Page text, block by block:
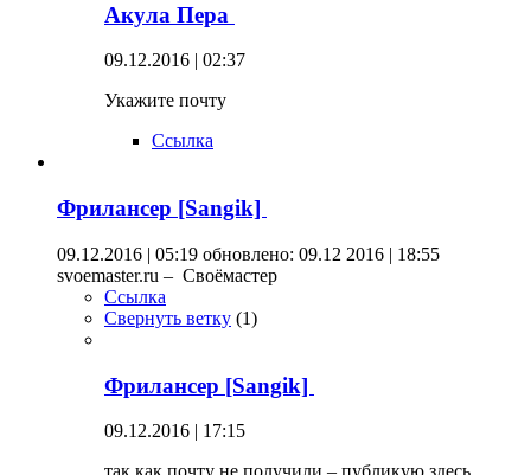
Акула Пера
09.12.2016 | 02:37
Укажите почту
Ссылка
Фрилансер [Sangik]
09.12.2016 | 05:19 обновлено: 09.12 2016 | 18:55
svoemaster.ru – Своёмастер
Ссылка
Свернуть ветку (1)
Фрилансер [Sangik]
09.12.2016 | 17:15